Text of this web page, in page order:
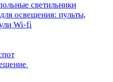
светильники
освещения: пульты,
Wi-fi